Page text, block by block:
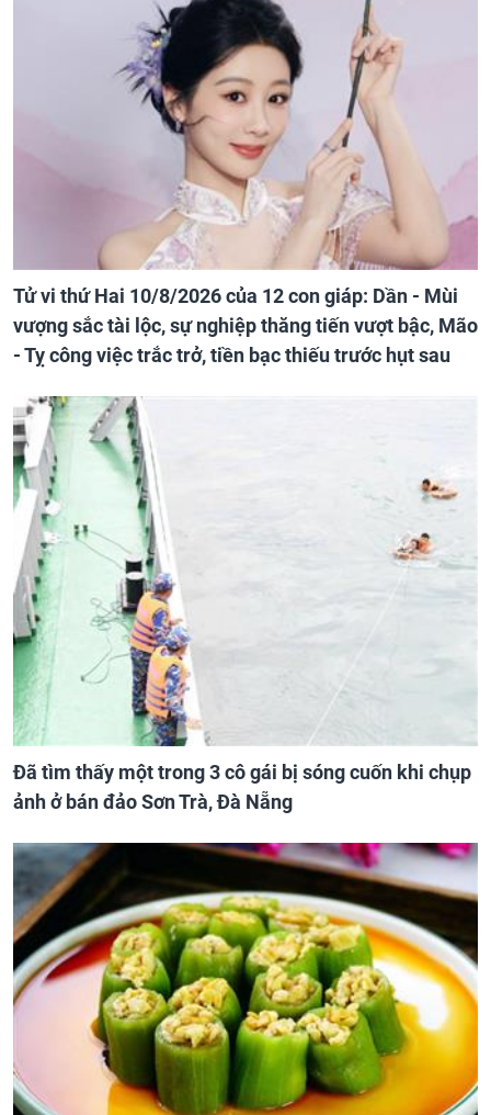
Tử vi thứ Hai 10/8/2026 của 12 con giáp: Dần - Mùi
vượng sắc tài lộc, sự nghiệp thăng tiến vượt bậc, Mão
- Tỵ công việc trắc trở, tiền bạc thiếu trước hụt sau
Đã tìm thấy một trong 3 cô gái bị sóng cuốn khi chụp
ảnh ở bán đảo Sơn Trà, Đà Nẵng